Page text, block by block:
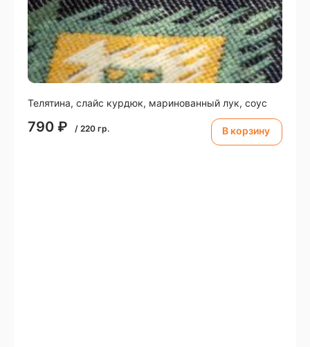
Телятина, слайс курдюк, маринованный лук, соус
790 ₽ / 220 гр. В корзину